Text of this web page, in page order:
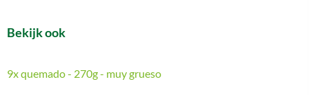
Bekijk ook
9x quemado - 270g - muy grueso